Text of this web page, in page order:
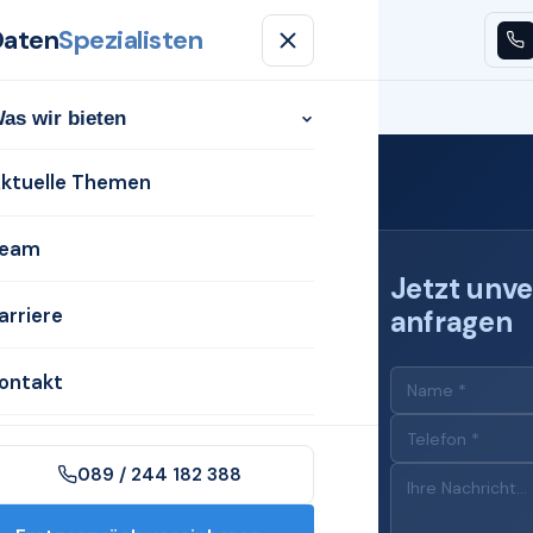
Aktuelle ThemenTeam Karriere
Spezialisten
wir bieten
Themen
089 / 244 182 388
(Saale)
Jetzt
anfragen